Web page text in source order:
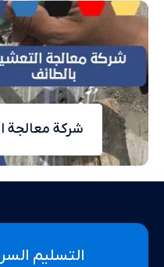
شركة معالجة
التسليم